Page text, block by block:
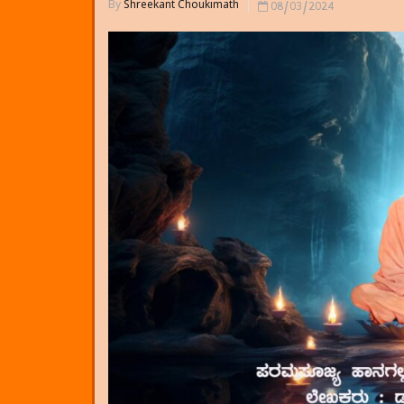
By Shreekant Choukimath 08/03/2024